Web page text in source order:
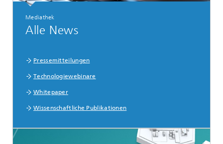
Mediathek
Alle News
Pressemitteilungen
Technologiewebinare
Whitepaper
Wissenschaftliche Publikationen